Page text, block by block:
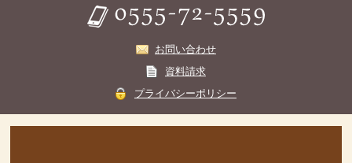
お問い合わせ
資料請求
プライバシーポリシー